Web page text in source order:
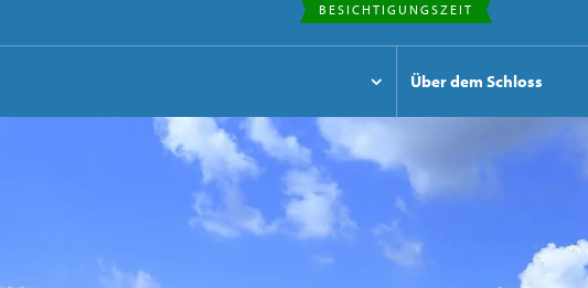
BESICHTIGUNGSZEIT
Über dem Schloss